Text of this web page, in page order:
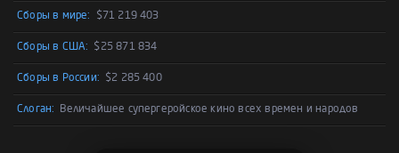
Сборы в мире: $71 219 403
Сборы в США: $25 871 834
Сборы в России: $2 285 400
Слоган: Величайшее супергеройское кино всех времен и народов